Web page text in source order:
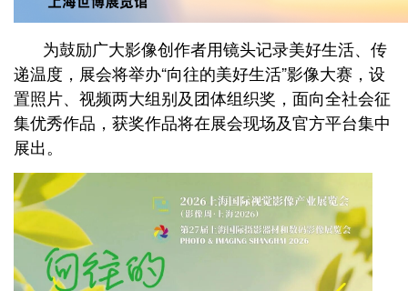
为鼓励广大影像创作者用镜头记录美好生活、传
递温度，展会将举办“向往的美好生活”影像大赛，设
置照片、视频两大组别及团体组织奖，面向全社会征
集优秀作品，获奖作品将在展会现场及官方平台集中
展出。